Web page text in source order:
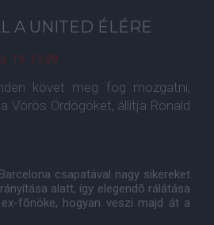
A UNITED ÉLÉRE
19. 11:09
követ meg fog mozgatni,
Vörös Ördögöket, állítja Ronald
csapatával nagy sikereket
alatt, ​​így elegendõ rálátása
fõnöke, hogyan veszi majd át a